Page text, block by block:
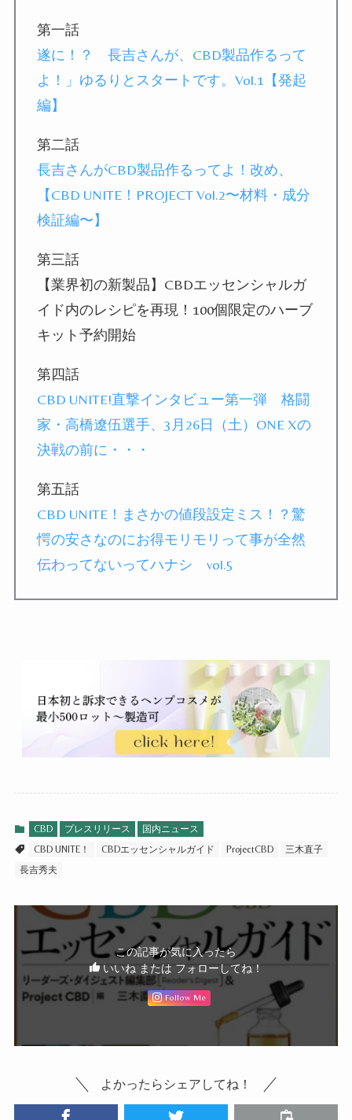
第一話
遂に！？ 長吉さんが、CBD製品作るって
よ！」ゆるりとスタートです。Vol.1【発起
編】
第二話
長吉さんがCBD製品作るってよ！改め、
【CBD UNITE！PROJECT Vol.2〜材料・成分
検証編〜】
第三話
【業界初の新製品】CBDエッセンシャルガ
イド内のレシピを再現！100個限定のハーブ
キット予約開始
第四話
CBD UNITE!直撃インタビュー第一弾 格闘
家・高橋遼伍選手、3月26日（土）ONE Xの
決戦の前に・・・
第五話
CBD UNITE！まさかの値段設定ミス！？驚
愕の安さなのにお得モリモリって事が全然
伝わってないってハナシ vol.5
CBD プレスリリース
国内ニュース
CBD UNITE！
CBDエッセンシャルガイド ProjectCBD
三木直子
長吉秀夫
この記事が気に入ったら
いいね または フォローしてね！
Follow Me
よかったらシェアしてね！